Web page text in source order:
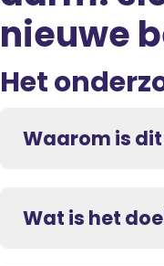
nieuwe
Het
Waarom is
Wat is het